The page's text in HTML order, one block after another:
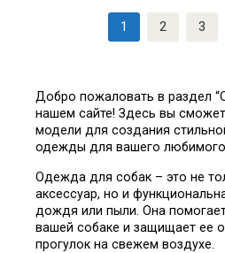
1 2 3
Добро пожаловать в раздел
нашем сайте! Здесь вы
модели для создания
одежды для вашего любимого
Одежда для собак – это не
аксессуар, но и
дождя или пыли. Она
вашей собаке и защищает ее
прогулок на свежем воздухе.